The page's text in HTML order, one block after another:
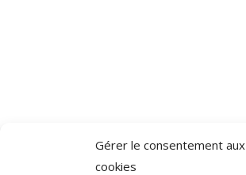
Gérer le consentement aux
cookies